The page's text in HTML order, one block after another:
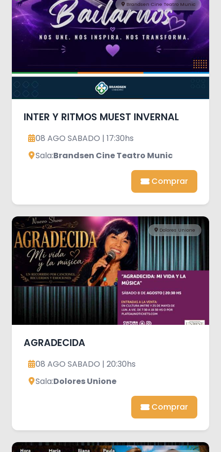
Brandsen Cine Teatro Munic
INTER Y RITMOS MUEST INVERNAL
08 AGO SABADO | 17:30hs
Sala:Brandsen Cine Teatro Munic
Comprar
Dolores Unione
AGRADECIDA
08 AGO SABADO | 20:30hs
Sala:Dolores Unione
Comprar